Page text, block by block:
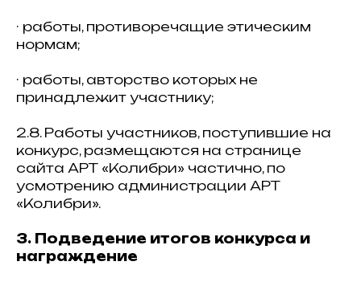
· работы, противоречащие этическим
нормам;
· работы, авторство которых не
принадлежит участнику;
2.8. Работы участников, поступившие на
конкурс, размещаются на странице
сайта АРТ «Колибри» частично, по
усмотрению администрации АРТ
«Колибри».
3. Подведение итогов конкурса и
награждение